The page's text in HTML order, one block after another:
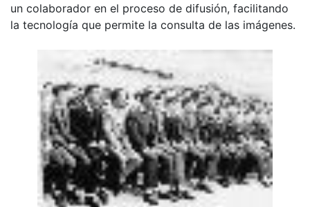
un colaborador en el proceso de difusión, facilitando
la tecnología que permite la consulta de las imágenes.